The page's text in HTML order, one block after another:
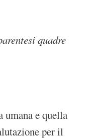
quadre
umana e quella
per il